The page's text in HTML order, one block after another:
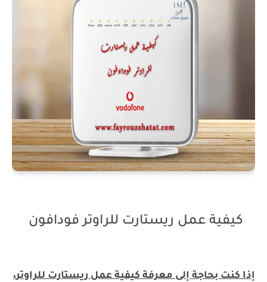
كيفية عمل ريستارت للراوتر فودافون
إذا كنت بحاجة إلى معرفة كيفية عمل ريستارت للراوتر،